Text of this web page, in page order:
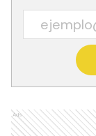
Ads